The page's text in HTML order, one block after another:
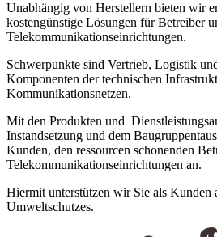
Unabhängig von Herstellern bieten wir
kostengünstige Lösungen für Betreiber
Telekommunikationseinrichtungen.
Schwerpunkte sind Vertrieb, Logistik
Komponenten der technischen
Kommunikationsnetzen.
Mit den Produkten und
Instandsetzung und dem
Kunden, den ressourcen schonenden
Telekommunikationseinrichtungen an.
Hiermit unterstützen wir Sie als Kunden
Umweltschutzes.